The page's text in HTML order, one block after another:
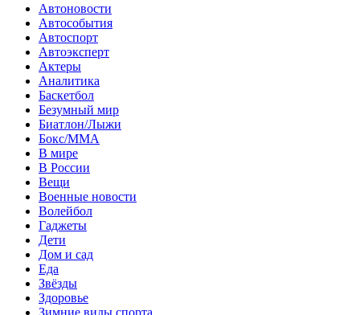
Автоновости
Автособытия
Автоспорт
Автоэксперт
Актеры
Аналитика
Баскетбол
Безумный мир
Биатлон/Лыжи
Бокс/MMA
В мире
В России
Вещи
Военные новости
Волейбол
Гаджеты
Дети
Дом и сад
Еда
Звёзды
Здоровье
Зимние виды спорта